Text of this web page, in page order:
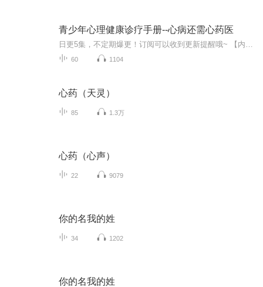
青少年心理健康诊疗手册--心病还需心药医
60 1104
心药（天灵）
85 1.3万
心药（心声）
22 9079
你的名我的姓
34 1202
你的名我的姓